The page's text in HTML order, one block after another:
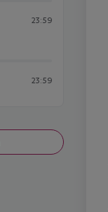
23:59
23:59